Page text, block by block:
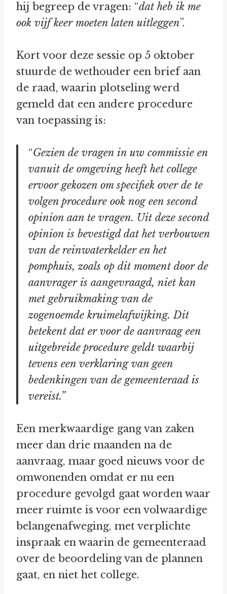
hij begreep de vragen: “dat heb ik me
ook vijf keer moeten laten uitleggen”.
Kort voor deze sessie op 5 oktober
stuurde de wethouder een brief aan
de raad, waarin plotseling werd
gemeld dat een andere procedure
van toepassing is:
“Gezien de vragen in uw commissie en
vanuit de omgeving heeft het college
ervoor gekozen om specifiek over de te
volgen procedure ook nog een second
opinion aan te vragen. Uit deze second
opinion is bevestigd dat het verbouwen
van de reinwaterkelder en het
pomphuis, zoals op dit moment door de
aanvrager is aangevraagd, niet kan
met gebruikmaking van de
zogenoemde kruimelafwijking. Dit
betekent dat er voor de aanvraag een
uitgebreide procedure geldt waarbij
tevens een verklaring van geen
bedenkingen van de gemeenteraad is
vereist.”
Een merkwaardige gang van zaken
meer dan drie maanden na de
aanvraag, maar goed nieuws voor de
omwonenden omdat er nu een
procedure gevolgd gaat worden waar
meer ruimte is voor een volwaardige
belangenafweging, met verplichte
inspraak en waarin de gemeenteraad
over de beoordeling van de plannen
gaat, en niet het college.